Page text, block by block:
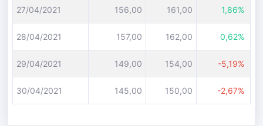
27/04/2021 156,00 161,00 1,86%
28/04/2021 157,00 162,00 0,62%
29/04/2021 149,00 154,00 -5,19%
30/04/2021 145,00 150,00 -2,67%